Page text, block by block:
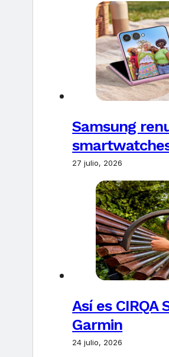
Samsung
27 julio, 2026
Así es
Garmin
24 julio, 2026